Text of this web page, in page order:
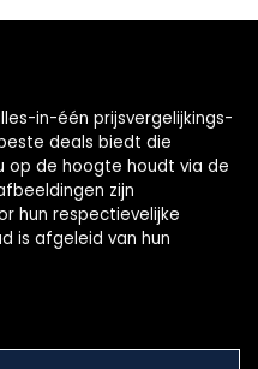
in-één prijsvergelijkings-
deals biedt die
op de hoogte houdt via de
zijn
hun respectievelijke
is afgeleid van hun